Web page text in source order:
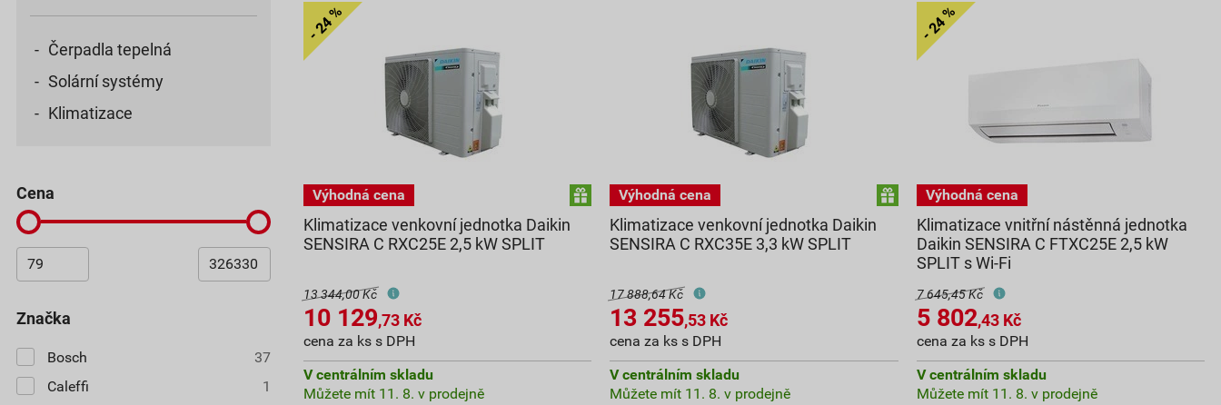
Čerpadla tepelná
Solární systémy
Klimatizace
značka
Bosch
37
Caleffi
1
cena
Klimatizace venkovní jednotka Daikin
SENSIRA C RXC25E 2,5 kW SPLIT
13 344,00 Kč
10 129,73 Kč
cena za ks s DPH
V centrálním skladu
Můžete mít 11. 8. v prodejně
Klimatizace venkovní jednotka Daikin
SENSIRA C RXC35E 3,3 kW SPLIT
17 888,64 Kč
13 255,53 Kč
cena za ks s DPH
V centrálním skladu
Můžete mít 11. 8. v prodejně
Klimatizace vnitřní nástěnná jednotka
Daikin SENSIRA C FTXC25E 2,5 kW
SPLIT s Wi-Fi
7 645,45 Kč
5 802,43Kč
cena za ks s DPH
V centrálním skladu
Můžete mít 11. 8. v prodejně